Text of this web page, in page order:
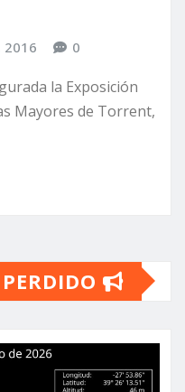
2016 0
la Exposición
Mayores de Torrent,